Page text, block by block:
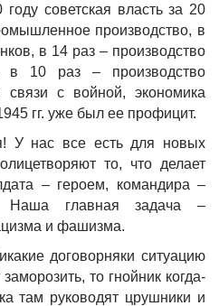
советская власть за 20
производство, в
в 14 раз – производство
в 10 раз – производство
с войной, экономика
гг. уже был ее профицит.
У нас все есть для новых
то, что делает
– героем, командира –
Наша главная задача –
и фашизма.
договорняки ситуацию
то гнойник когда-
там руководят црушники и